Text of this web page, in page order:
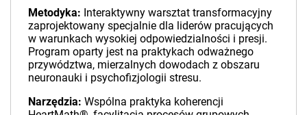
Metodyka: Interaktywny warsztat transformacyjny
zaprojektowany specjalnie dla liderów pracujących
w warunkach wysokiej odpowiedzialności i presji.
Program oparty jest na praktykach odważnego
przywództwa, mierzalnych dowodach z obszaru
neuronauki i psychofizjologii stresu.
Narzędzia: Wspólna praktyka koherencji